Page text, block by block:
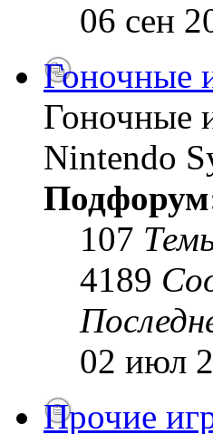
06 сен
Гоночные
Гоночные
Nintendo
107
4189
02 июл
Прочие